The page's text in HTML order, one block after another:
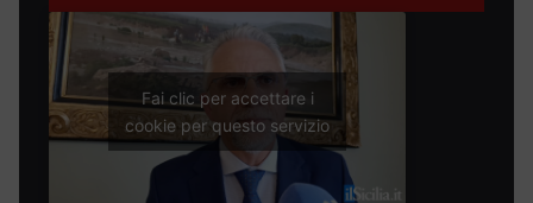
Fai clic per accettare i
cookie per questo servizio